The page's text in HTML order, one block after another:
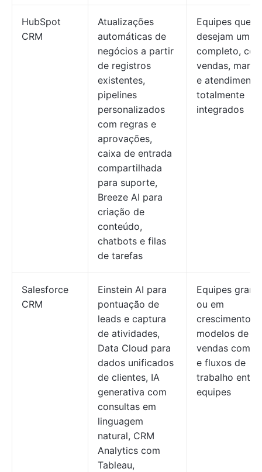
HubSpot
CRM
Atualizações
automáticas de
negócios a partir
de registros
existentes,
pipelines
personalizados
com regras e
aprovações,
caixa de entrada
compartilhada
para suporte,
Breeze AI para
criação de
conteúdo,
chatbots e filas
de tarefas
Equipes que
desejam um
completo,
vendas,
e atendimento
totalmente
integrados
Salesforce
CRM
Einstein AI para
pontuação de
leads e captura
de atividades,
Data Cloud para
dados unificados
de clientes, IA
generativa com
consultas em
linguagem
natural, CRM
Analytics com
Tableau,
Equipes
ou em
crescimento
modelos de
vendas
e fluxos de
trabalho entre
equipes